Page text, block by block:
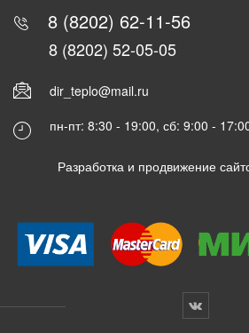
8 (8202) 62-11-56
8 (8202) 52-05-05
dir_teplo@mail.ru
пн-пт: 8:30 - 19:00, сб: 9:00 -
Разработка и продвижение